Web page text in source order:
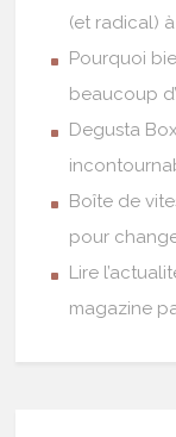
(et radical)
Pourquoi
beaucoup
Degusta
Boîte de
pour
Lire
magazine